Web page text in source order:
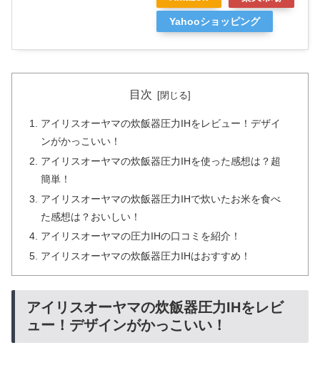
Yahooショッピング
目次
アイリスオーヤマの炊飯器圧力IHをレビュー！デザイ
ンがかっこいい！
アイリスオーヤマの炊飯器圧力IHを使った感想は？超
簡単！
アイリスオーヤマの炊飯器圧力IHで炊いたお米を食べ
た感想は？おいしい！
アイリスオーヤマの圧力IHの口コミを紹介！
アイリスオーヤマの炊飯器圧力IHはおすすめ！
アイリスオーヤマの炊飯器圧力IHをレビ
ュー！デザインがかっこいい！